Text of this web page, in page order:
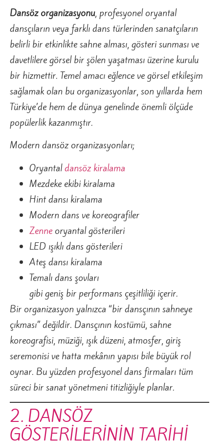
Dansöz organizasyonu, profesyonel oryantal
dansçıların veya farklı dans türlerinden sanatçıların
belirli bir etkinlikte sahne alması, gösteri sunması ve
davetlilere görsel bir şölen yaşatması üzerine kurulu
bir hizmettir. Temel amacı eğlence ve görsel etkileşim
sağlamak olan bu organizasyonlar, son yıllarda hem
Türkiye’de hem de dünya genelinde önemli ölçüde
popülerlik kazanmıştır.
Modern dansöz organizasyonları;
Oryantaldansöz kiralama
Mezdeke ekibi kiralama
Hint dansı kiralama
Modern dans ve koreografiler
Zenne oryantal gösterileri
LED ışıklı dans gösterileri
Ateş dansı kiralama
Temalı dans şovları
gibi geniş bir performans çeşitliliği içerir.
Bir organizasyon yalnızca “bir dansçının sahneye
çıkması” değildir. Dansçının kostümü, sahne
koreografisi, müziği, ışık düzeni, atmosfer, giriş
seremonisi ve hatta mekânın yapısı bile büyük rol
oynar. Bu yüzden profesyonel dans firmaları tüm
süreci bir sanat yönetmeni titizliğiyle planlar.
2. DANSÖZ
GÖSTERİLERİNİN TARİHİ